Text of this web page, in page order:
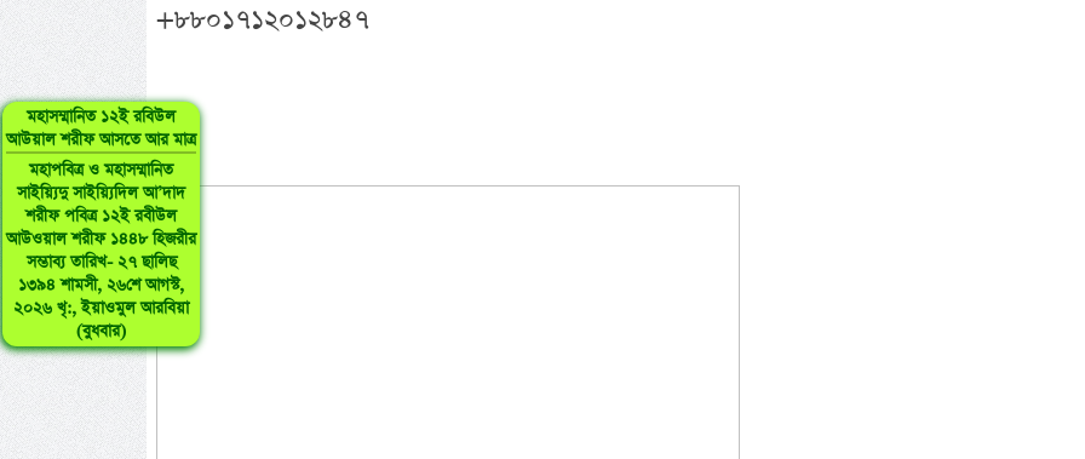
মহাসম্মানিত ১২ই রবিউল
আউয়াল শরীফ আসতে আর মাত্র
মহাপবিত্র ও মহাসম্মানিত
সাইয়্যিদু সাইয়্যিদিল আ’দাদ
শরীফ পবিত্র ১২ই রবীউল
আউওয়াল শরীফ ১৪৪৮ হিজরীর
সম্ভাব্য তারিখ- ২৭ ছালিছ
১৩৯৪ শামসী, ২৬শে আগস্ট,
২০২৬ খৃ:, ইয়াওমুল আরবিয়া
(বুধবার)
+৮৮০১৭১২০১২৮৪৭